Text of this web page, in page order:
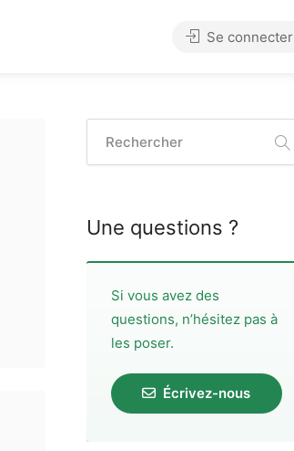
Se connecter
Une questions ?
Si vous avez des
questions, n’hésitez pas à
les poser.
Écrivez-nous